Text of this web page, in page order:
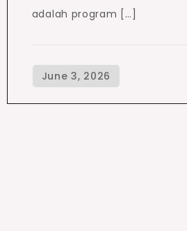
adalah program […]